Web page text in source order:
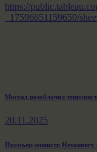
https://
_17596651159650/
Навигация
по
Previous
Моссад разоблачил
20.11.2025
Next
Премьер-министр